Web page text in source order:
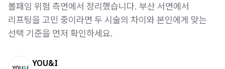
볼패임 위험 측면에서 정리했습니다. 부산 서면에서
리프팅을 고민 중이라면 두 시술의 차이와 본인에게 맞는
선택 기준을 먼저 확인하세요.
YOU&I